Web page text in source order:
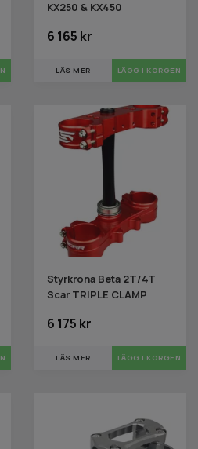
KX250 & KX450
6 165 kr
LÄS MER
Styrkrona Beta 2T/4T
Scar TRIPLE CLAMP
6 175 kr
LÄS MER